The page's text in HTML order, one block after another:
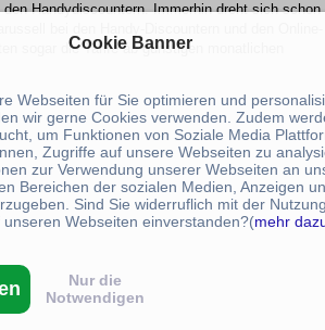
Handydiscountern. Immerhin dreht sich schon
bei den Handy-Discountern und den Online-
sogar die Tarife ab günstigen monatlichen
Cookie Banner
Webseiten für Sie optimieren und
wir gerne Cookies verwenden. Zudem
um Funktionen von Soziale Media
Zugriffe auf unsere Webseiten zu
zur Verwendung unserer Webseiten an
Bereichen der sozialen Medien, Anzeigen
Sind Sie widerruflich mit der
unseren Webseiten einverstanden?(mehr
Nur die
Notwendigen